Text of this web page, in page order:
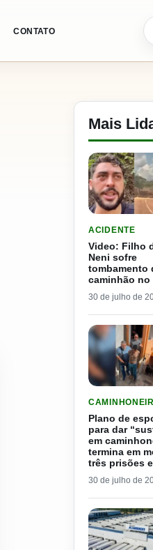
CONTATO
Mais
ACIDENTE
Video: Filho
Neni sofre
tombamento
caminhão no
30 de julho de
Plano de
para dar
em
termina em
três prisões
30 de julho de